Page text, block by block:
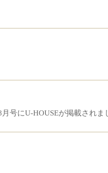
号にU-HOUSEが掲載されま